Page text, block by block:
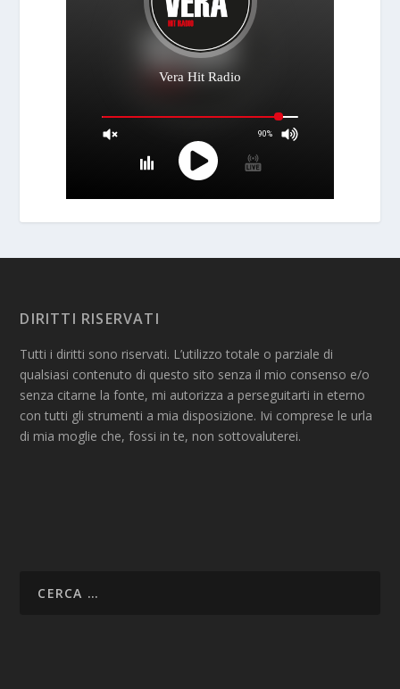
DIRITTI RISERVATI
Tutti i diritti sono riservati. L’utilizzo totale o parziale di
qualsiasi contenuto di questo sito senza il mio consenso e/o
senza citarne la fonte, mi autorizza a perseguitarti in eterno
con tutti gli strumenti a mia disposizione. Ivi comprese le urla
di mia moglie che, fossi in te, non sottovaluterei.